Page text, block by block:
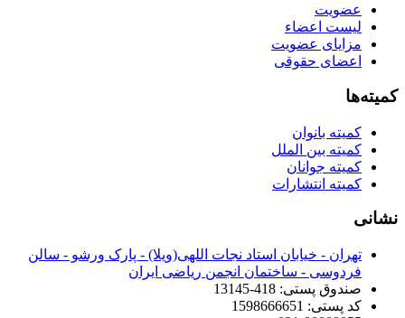
عضویت
لیست اعضاء
مزایای عضویت
اعضای حقوقی
کمیته‌ها
کمیته بانوان
کمیته بین الملل
کمیته جوانان
کمیته انتشارات
نشانی
تهران - خیابان استاد نجات اللهی(ویلا) - پارک ورشو - سالن
فردوسی - ساختمان انجمن ریاضی ایران
صندوق پستی: 418-13145
کد پستی: 1598666651